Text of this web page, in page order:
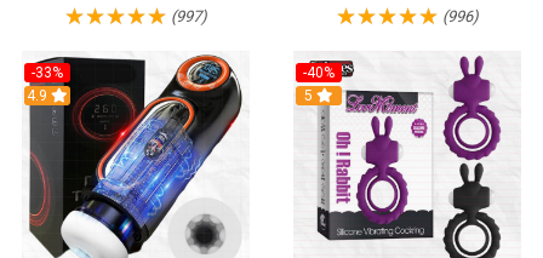
(997) (996)
-33%
Hot
4.9
-40%
5